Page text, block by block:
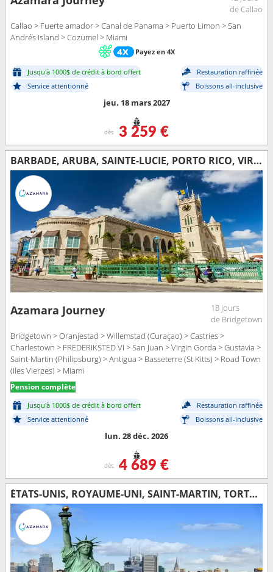
de Callao
Callao > Fuerte amador > Canal de Panama > Puerto Limon > San
Andrés Island > Cozumel > Miami
Payez en 4X
Jusqu'à 1000$ de crédit à bord offert
Restauration raffinée
Service attentionné
Boissons all-inclusive
jeu. 18 mars 2027
dès 3 259 €
BARBADE, ARUBA, SAINTE-LUCIE, PORTO RICO, VIRGIN GORDA, FRANCE, SAINT-MARTIN, ANTIGUA-ET-BARBUDA, TORTOLA, ÉTATS-UNIS
Azamara Journey
18 jours
de Bridgetown
Bridgetown > Oranjestad > Willemstad (Curaçao) > Castries >
Charlestown > FREDERIKSTED VI > San Juan > Virgin Gorda > Gustavia >
Saint-Martin (Philipsburg) > Antigua > Basseterre (St Kitts) > Road Town
(Iles Vierges) > Miami
Pension complète
Jusqu'à 1000$ de crédit à bord offert
Restauration raffinée
Service attentionné
Boissons all-inclusive
lun. 28 déc. 2026
dès 4 689 €
ÉTATS-UNIS, ROYAUME-UNI, SAINT-MARTIN, TORTOLA, PORTO RICO, VIRGIN GORDA, ANTIGUA-ET-BARBUDA, MARTINIQUE, SAINT VINCENT-ET-LES-GRENADINES, GRENADE, TRINITÉ-ET-TOBAGO, BARBADE